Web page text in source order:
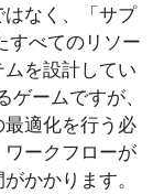
なく、「サプ
すべてのリソー
を設計してい
ームですが、
適化を行う必
ークフローが
かかります。